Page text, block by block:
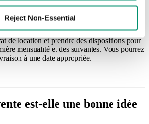
Reject Non-Essential
de location, qui peut nécessiter la fourniture de
financières. Une fois la demande approuvée,
approuver la structure du bail (en gardant à
ci-dessus). Vous devrez ensuite signer la
de location et prendre des dispositions pour
mensualité et des suivantes. Vous pourrez
à une date appropriée.
est-elle une bonne idée